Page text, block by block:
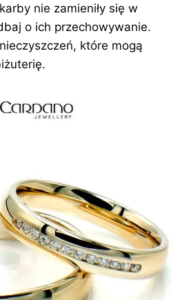
nie zamieniły się w
o ich przechowywanie.
które mogą